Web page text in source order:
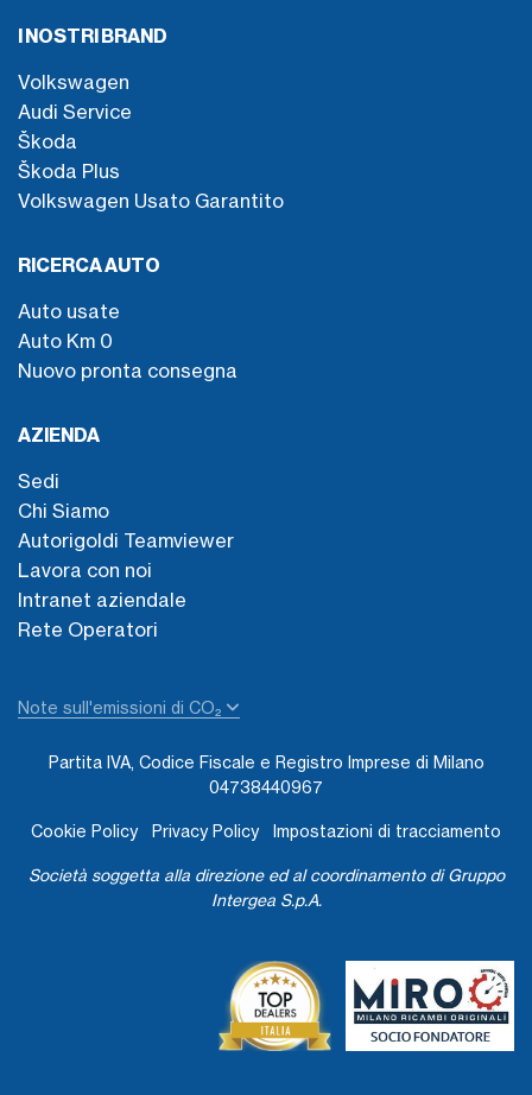
I NOSTRI BRAND
Volkswagen
Audi Service
Škoda
Škoda Plus
Volkswagen Usato Garantito
RICERCA AUTO
Auto usate
Auto Km 0
Nuovo pronta consegna
AZIENDA
Sedi
Chi Siamo
Autorigoldi Teamviewer
Lavora con noi
Intranet aziendale
Rete Operatori
Note sull'emissioni di CO₂
Partita IVA, Codice Fiscale e Registro Imprese di Milano
04738440967
Cookie Policy Privacy Policy Impostazioni di tracciamento
Società soggetta alla direzione ed al coordinamento di Gruppo
Intergea S.p.A.